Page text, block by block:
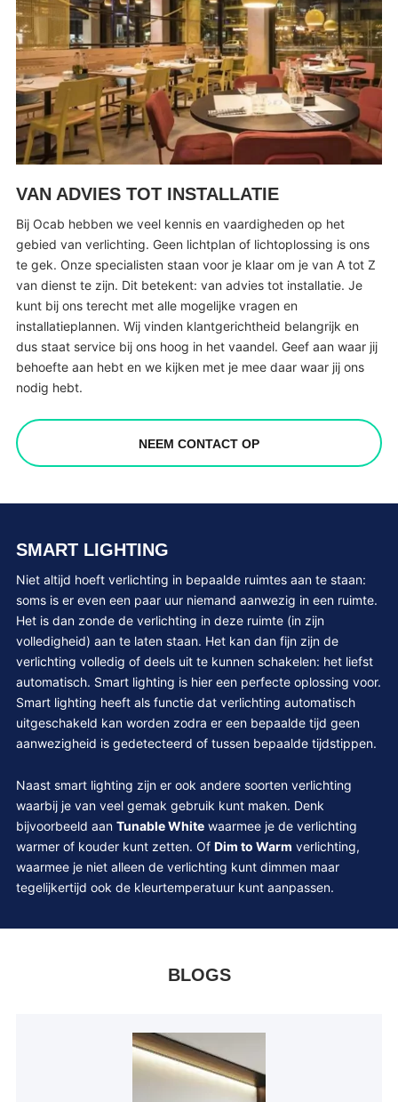
VAN ADVIES TOT INSTALLATIE
Bij Ocab hebben we veel kennis en vaardigheden op het
gebied van verlichting. Geen lichtplan of lichtoplossing is ons
te gek. Onze specialisten staan voor je klaar om je van A tot Z
van dienst te zijn. Dit betekent: van advies tot installatie. Je
kunt bij ons terecht met alle mogelijke vragen en
installatieplannen. Wij vinden klantgerichtheid belangrijk en
dus staat service bij ons hoog in het vaandel. Geef aan waar jij
behoefte aan hebt en we kijken met je mee daar waar jij ons
nodig hebt.
NEEM CONTACT OP
SMART LIGHTING
Niet altijd hoeft verlichting in bepaalde ruimtes aan te staan:
soms is er even een paar uur niemand aanwezig in een ruimte.
Het is dan zonde de verlichting in deze ruimte (in zijn
volledigheid) aan te laten staan. Het kan dan fijn zijn de
verlichting volledig of deels uit te kunnen schakelen: het liefst
automatisch. Smart lighting is hier een perfecte oplossing voor.
Smart lighting heeft als functie dat verlichting automatisch
uitgeschakeld kan worden zodra er een bepaalde tijd geen
aanwezigheid is gedetecteerd of tussen bepaalde tijdstippen.
Naast smart lighting zijn er ook andere soorten verlichting
waarbij je van veel gemak gebruik kunt maken. Denk
bijvoorbeeld aan Tunable Whitewaarmee je de verlichting
warmer of kouder kunt zetten. Of Dim to Warm verlichting,
waarmee je niet alleen de verlichting kunt dimmen maar
tegelijkertijd ook de kleurtemperatuur kunt aanpassen.
BLOGS